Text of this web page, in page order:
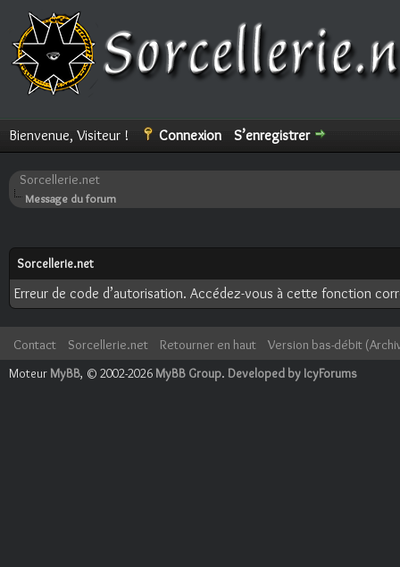
Bienvenue, Visiteur ! Connexion S’enregistrer
Sorcellerie.net
Message du forum
Sorcellerie.net
Erreur de code d’autorisation. Accédez-vous à cette fonction
Contact Sorcellerie.net Retourner en haut
Version bas-débit
Moteur MyBB, © 2002-2026 MyBB Group. Developed by IcyForums